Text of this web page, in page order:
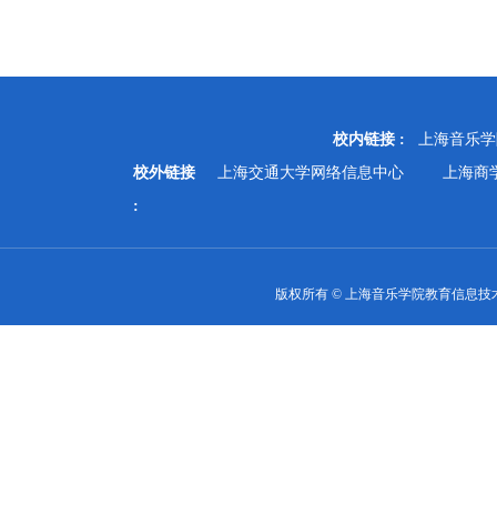
校内链接 :
上海音乐
校外链接
:
上海交通大学网络信息中心 上海商
版权所有 © 上海音乐学院教育信息技